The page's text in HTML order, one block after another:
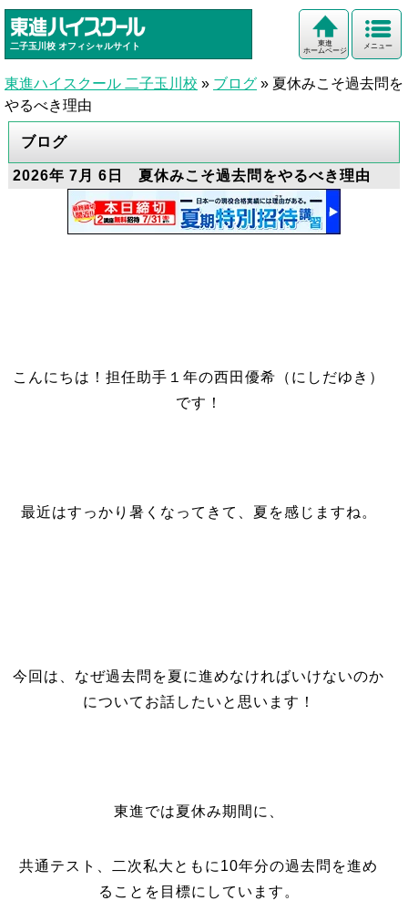
二子玉川校 オフィシャルサイト メニュー
東進
ホームページ
東進ハイスクール 二子玉川校 » ブログ » 夏休みこそ過去問を
やるべき理由
ブログ
2026年 7月 6日 夏休みこそ過去問をやるべき理由
こんにちは！担任助手１年の西田優希（にしだゆき）
です！
最近はすっかり暑くなってきて、夏を感じますね。
今回は、なぜ過去問を夏に進めなければいけないのか
についてお話したいと思います！
東進では夏休み期間に、
共通テスト、二次私大ともに10年分の過去問を進め
ることを目標にしています。